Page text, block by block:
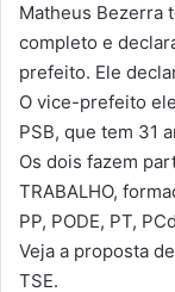
Matheus Bezerra
completo e
prefeito. Ele
O vice-prefeito
PSB, que tem 31
Os dois fazem
TRABALHO,
PP, PODE, PT,
Veja a proposta
TSE.